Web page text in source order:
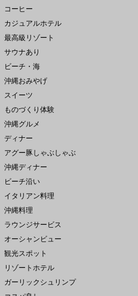
コーヒー
カジュアルホテル
最高級リゾート
サウナあり
ビーチ・海
沖縄おみやげ
スイーツ
ものづくり体験
沖縄グルメ
ディナー
アグー豚しゃぶしゃぶ
沖縄ディナー
ビーチ沿い
イタリアン料理
沖縄料理
ラウンジサービス
オーシャンビュー
観光スポット
リゾートホテル
ガーリックシュリンプ